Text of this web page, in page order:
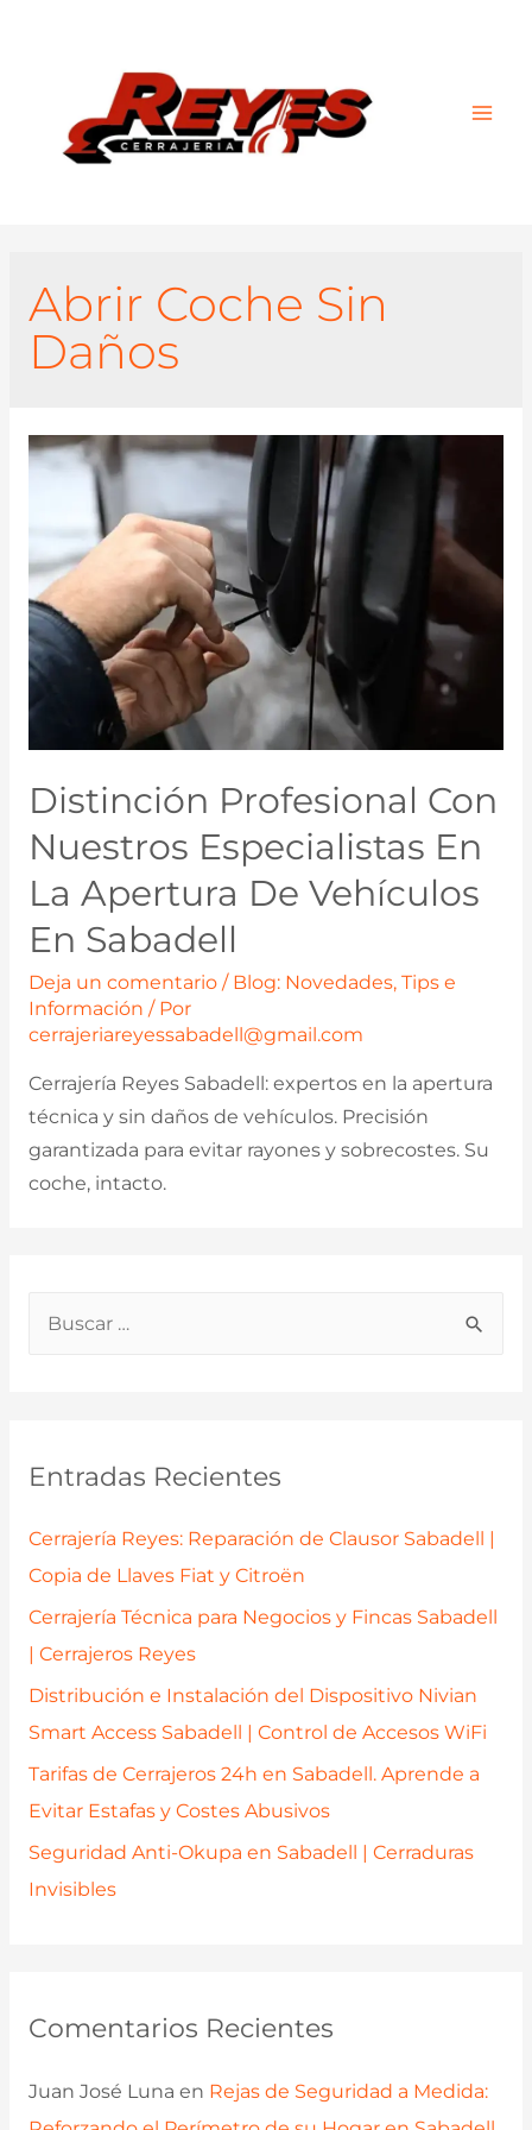
p
o
:
Entradas Recientes
Cerrajería Reyes: Reparación de Clausor Sabadell |
Copia de Llaves Fiat y Citroën
Cerrajería Técnica para Negocios y Fincas Sabadell
| Cerrajeros Reyes
Distribución e Instalación del Dispositivo Nivian
Smart Access Sabadell | Control de Accesos WiFi
Tarifas de Cerrajeros 24h en Sabadell. Aprende a
Evitar Estafas y Costes Abusivos
Seguridad Anti-Okupa en Sabadell | Cerraduras
Invisibles
Comentarios Recientes
Juan José Luna en Rejas de Seguridad a Medida:
Abrir Coche Sin
Daños
Distinción Profesional Con
Nuestros Especialistas En
La Apertura De Vehículos
En Sabadell
Deja un comentario / Blog: Novedades, Tips e
Información / Por
cerrajeriareyessabadell@gmail.com
Cerrajería Reyes Sabadell: expertos en la apertura
técnica y sin daños de vehículos. Precisión
garantizada para evitar rayones y sobrecostes. Su
coche, intacto.